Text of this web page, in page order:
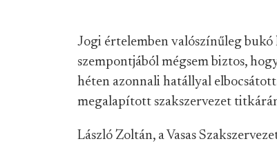
Jogi értelemben valószínűleg
szempontjából mégsem biztos,
héten azonnali hatállyal
megalapított szakszervezet
László Zoltán, a Vasas